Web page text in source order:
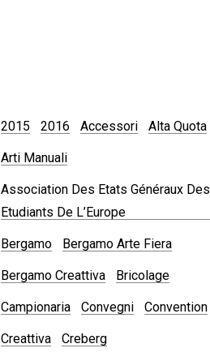
2015 2016 Accessori Alta Quota
Arti Manuali
Association Des Etats Généraux Des
Etudiants De L’Europe
Bergamo Bergamo Arte Fiera
Bergamo Creattiva Bricolage
Campionaria Convegni Convention
Creattiva Creberg